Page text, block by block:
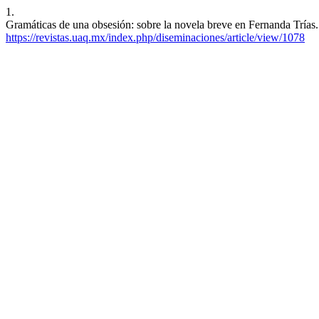
1.
Gramáticas de una obsesión: sobre la novela breve en Fernanda
https://revistas.uaq.mx/index.php/diseminaciones/article/view/1078